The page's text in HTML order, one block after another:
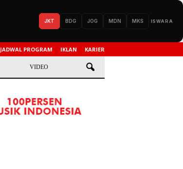
JKT BDG JOG MDN MKS ISWARA
JADWAL PROGRAM IKLAN KARIER
VIDEO